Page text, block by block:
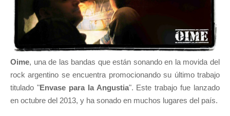
Oime, una de las bandas que están sonando en la movida del
rock argentino se encuentra promocionando su último trabajo
titulado "Envase para la Angustia". Este trabajo fue lanzado
en octubre del 2013, y ha sonado en muchos lugares del país.